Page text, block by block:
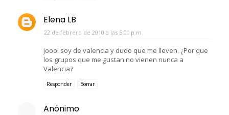
Elena LB
22 de febrero de 2010 a las 5:00 p.m.
jooo! soy de valencia y dudo que me lleven. ¿Por que
los grupos que me gustan no vienen nunca a
Valencia?
Responder Borrar
Anónimo